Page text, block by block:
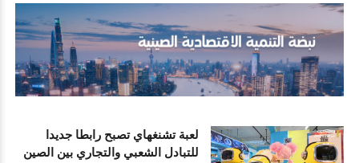
لعبة تشنغهاي تصبح رابطا جديدا
للتبادل الشعبي والتجاري بين الصين